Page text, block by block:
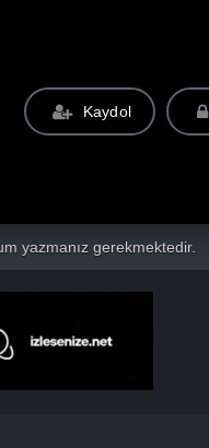
Kaydol
yazmanız gerekmektedir.